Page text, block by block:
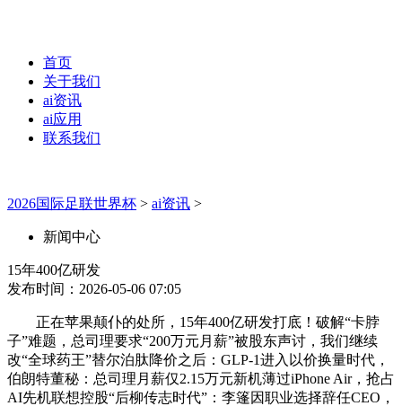
首页
关于我们
ai资讯
ai应用
联系我们
2026国际足联世界杯 > ai资讯 >
新闻中心
15年400亿研发
发布时间：2026-05-06 07:05
正在苹果颠仆的处所，15年400亿研发打底！破解“卡脖
子”难题，总司理要求“200万元月薪”被股东声讨，我们继续
改“全球药王”替尔泊肽降价之后：GLP-1进入以价换量时代，
伯朗特董秘：总司理月薪仅2.15万元新机薄过iPhone Air，抢占
AI先机联想控股“后柳传志时代”：李篷因职业选择辞任CEO，